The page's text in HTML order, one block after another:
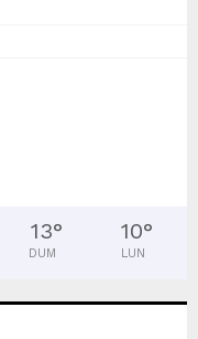
13°
DUM
10°
LUN